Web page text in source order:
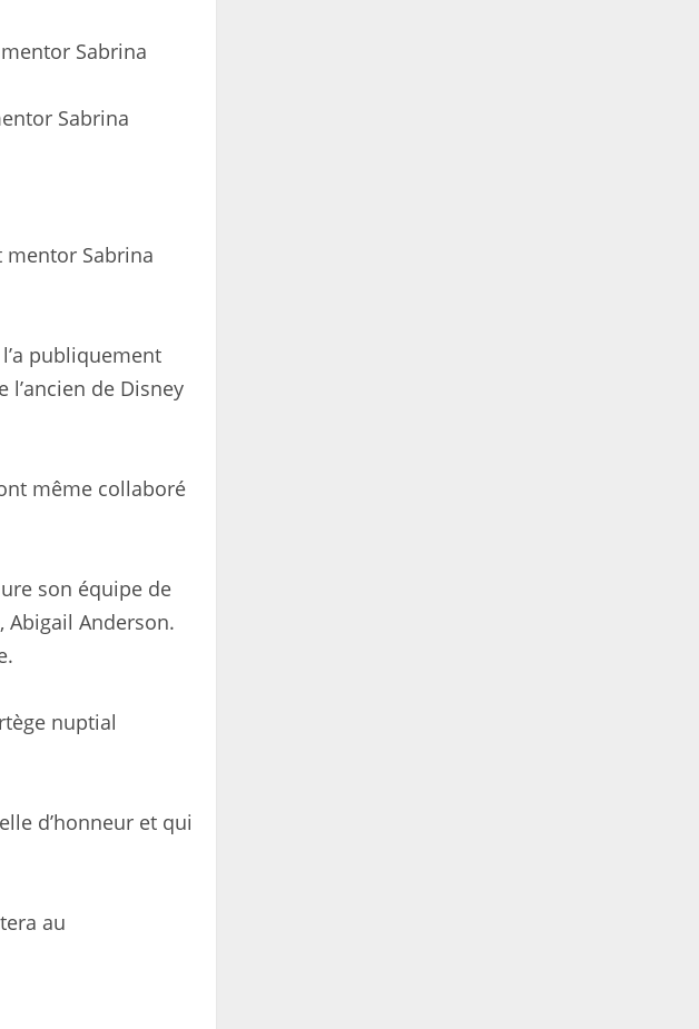
Sabrina
Sabrina
publiquement
de Disney
même collaboré
son équipe de
Anderson.
nuptial
d’honneur et qui
au